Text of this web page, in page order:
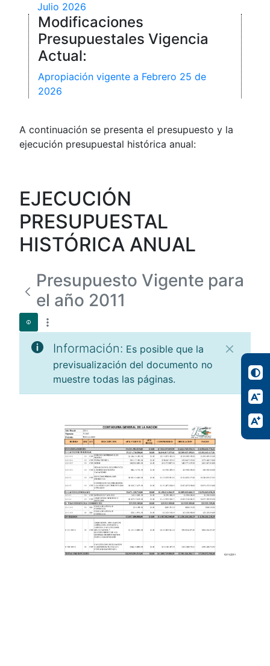
Julio 2026
Modificaciones
Presupuestales Vigencia
Actual:
Apropiación vigente a Febrero 25 de
2026
A continuación se presenta el presupuesto y la
ejecución presupuestal histórica anual:
EJECUCIÓN
PRESUPUESTAL
HISTÓRICA ANUAL
Presupuesto Vigente para
el año 2011
Información: Es posible que la
previsualización del documento no
muestre todas las páginas.